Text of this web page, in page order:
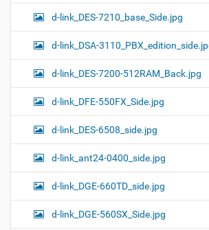
d-link_DES-7210_base_Side.jpg
d-link_DSA-
d-link_DES-7200-512RAM_Back.jpg
d-link_DFE-550FX_Side.jpg
d-link_DES-6508_side.jpg
d-link_ant24-0400_side.jpg
d-link_DGE-660TD_side.jpg
d-link_DGE-560SX_Side.jpg